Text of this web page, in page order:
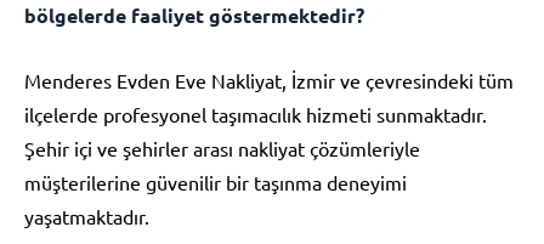
bölgelerde faaliyet göstermektedir?
Menderes Evden Eve Nakliyat, İzmir ve çevresindeki tüm
ilçelerde profesyonel taşımacılık hizmeti sunmaktadır.
Şehir içi ve şehirler arası nakliyat çözümleriyle
müşterilerine güvenilir bir taşınma deneyimi
yaşatmaktadır.